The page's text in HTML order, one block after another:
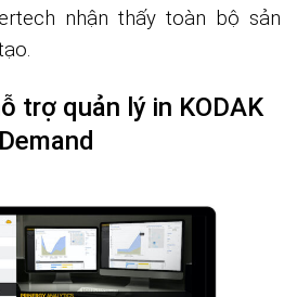
nhận thấy toàn bộ sản
trợ quản lý in KODAK